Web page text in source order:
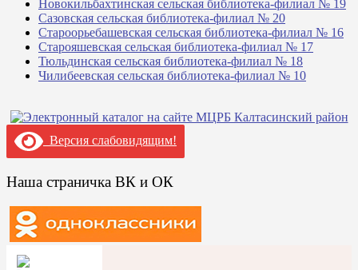
Новокильбахтинская сельская библиотека-филиал № 19
Сазовская сельская библиотека-филиал № 20
Староорьебашевская сельская библиотека-филиал № 16
Старояшевская сельская библиотека-филиал № 17
Тюльдинская сельская библиотека-филиал № 18
Чилибеевская сельская библиотека-филиал № 10
Версия слабовидящим!
Наша страничка ВК и ОК